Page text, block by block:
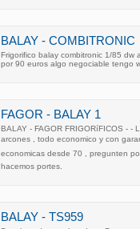
BALAY - COMBITRONIC
Frigorifico balay combitronic 1/85
por 90 euros algo negociable tengo
FAGOR - BALAY 1
BALAY - FAGOR FRIGORíFICOS - -
arcones , todo economico y con
economicas desde 70 , pregunten
hacemos portes.
BALAY - TS959